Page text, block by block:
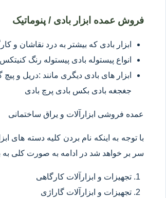
فروش عمده ابزار بادی / پنوماتیک
ابزار بادی که بیشتر به درد نقاشان و
انواع پیستوله بادی پیستوله رنگ
ابزار های بادی دیگری مانند :دریل و
جغجغه بادی بکس بادی پرچ بادی
عمده فروشی ابزارآلات و یراق ساختمانی
با توجه به اینکه نام بردن کلیه دسته های
سر بر خواهد شد در ادامه به صورت کلی به
تجهیزات و ابزارآلات کارگاهی
تجهیزات و ابزارآلات گاراژی